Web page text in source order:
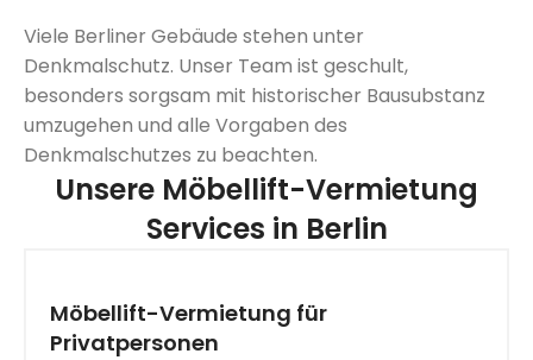
Viele Berliner Gebäude stehen unter
Denkmalschutz. Unser Team ist geschult,
besonders sorgsam mit historischer Bausubstanz
umzugehen und alle Vorgaben des
Denkmalschutzes zu beachten.
Unsere Möbellift-Vermietung
Services in Berlin
Möbellift-Vermietung für
Privatpersonen